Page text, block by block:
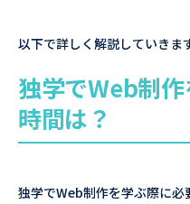
以下で詳しく解説していきま
独学でWeb制
時間は？
独学でWeb制作を学ぶ際に必